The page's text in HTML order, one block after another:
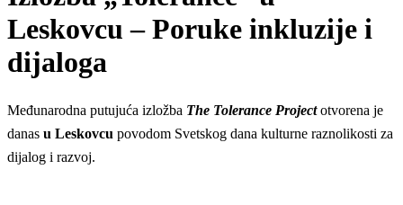
Leskovcu – Poruke inkluzije i
dijaloga
Međunarodna putujuća izložba The Tolerance Projectotvorena je
danas u Leskovcu povodom Svetskog dana kulturne raznolikosti za
dijalog i razvoj.